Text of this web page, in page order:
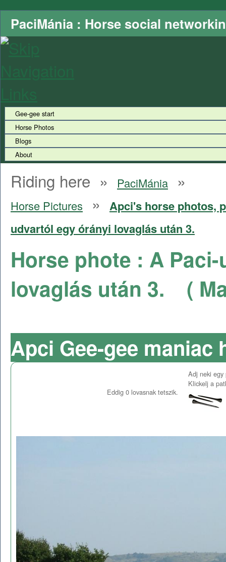
PaciMánia : Horse social
Gee-gee start
Horse Photos
Blogs
About
Riding here » PaciMánia »
Horse Pictures »
Apci's horse photos,
udvartól egy órányi lovaglás után 3.
Horse phote : A
lovaglás után 3. (
Apci Gee-gee maniac
Eddig 0 lovasnak tetszik.
Adj neki
Klickelj a